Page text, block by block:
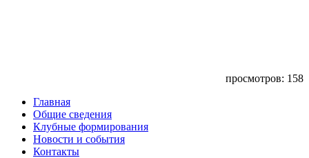
просмотров: 158
Главная
Общие сведения
Клубные формирования
Новости и события
Контакты